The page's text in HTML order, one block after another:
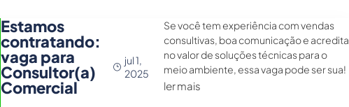
Estamos
contratando:
vaga para
Consultor(a)
Comercial
jul 1,
2025
Se você tem experiência com vendas
consultivas, boa comunicação e acredita
no valor de soluções técnicas para o
meio ambiente, essa vaga pode ser sua!
ler mais